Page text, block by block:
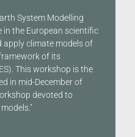
System Modelling
in the European scientific
apply climate models of
of its
This workshop is the
in mid-December of
devoted to